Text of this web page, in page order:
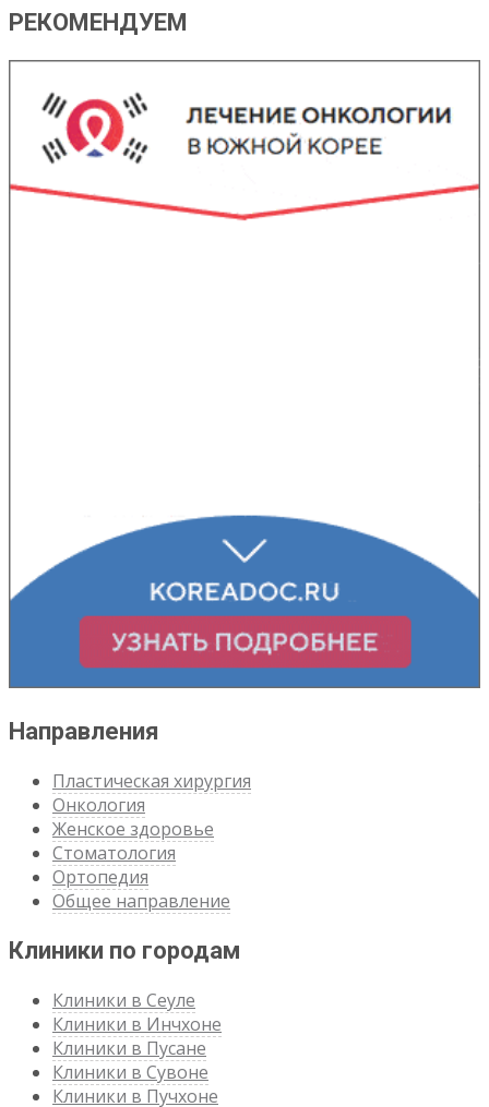
РЕКОМЕНДУЕМ
Направления
Пластическая хирургия
Онкология
Женское здоровье
Стоматология
Ортопедия
Общее направление
Клиники по городам
Клиники в Сеуле
Клиники в Инчхоне
Клиники в Пусане
Клиники в Сувоне
Клиники в Пучхоне